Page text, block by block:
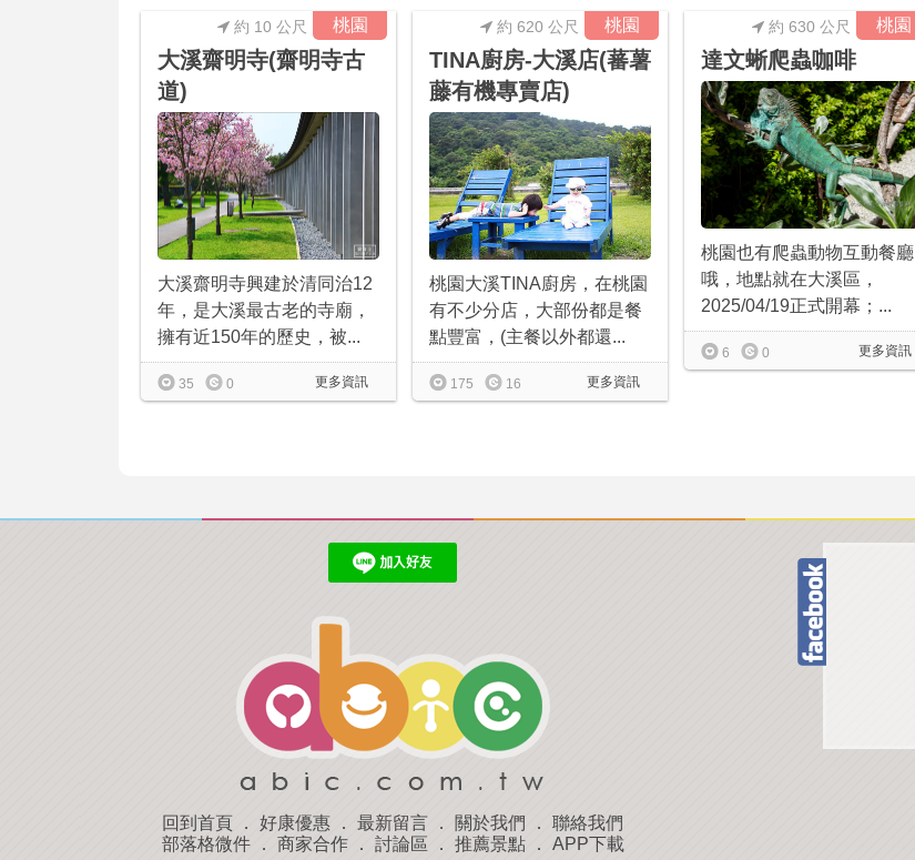
桃園
約 10 公尺
大溪齋明寺(齋明寺古
道)
大溪齋明寺興建於清同治12
年，是大溪最古老的寺廟，
擁有近150年的歷史，被...
更多資訊
35 0
桃園
約 620 公尺
TINA廚房-大溪店(蕃薯
藤有機專賣店)
桃園大溪TINA廚房，在桃園
有不少分店，大部份都是餐
點豐富，(主餐以外都還...
更多資訊
175 16
桃園
約 630 公尺
達文蜥爬蟲咖啡
桃園也有爬蟲動物互動餐廳
哦，地點就在大溪區，
2025/04/19正式開幕；...
更多資訊
6 0
回到首頁 ． 好康優惠 ． 最新留言 ． 關於我們 ． 聯絡我們
部落格微件． 商家合作． 討論區 ． 推薦景點． APP下載